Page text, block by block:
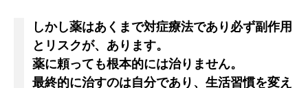
しかし薬はあくまで対症療法であり必ず副作用
とリスクが、あります。
薬に頼っても根本的には治りません。
最終的に治すのは自分であり、生活習慣を変え